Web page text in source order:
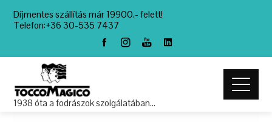
Díjmentes szállítás már 19900.- felett!
Telefon:+36 30-535 7437
1938 óta a fodrászok szolgálatában…